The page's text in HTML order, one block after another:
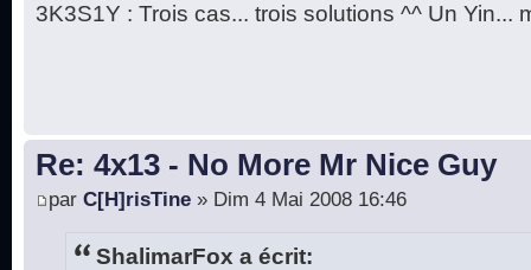
3K3S1Y : Trois cas... trois solutions ^^ Un Yin...
Re: 4x13 - No More Mr Nice Guy
par C[H]risTine » Dim 4 Mai 2008 16:46
ShalimarFox a écrit: